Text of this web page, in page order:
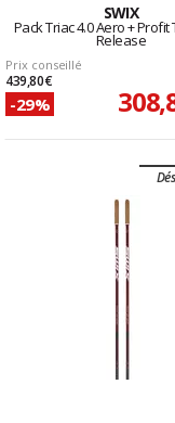
SWIX
Pack Triac 4.0 Aero + Profit
Release
Prix conseillé
439,80 €
-29%